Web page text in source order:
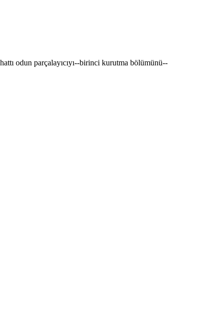
odun parçalayıcıyı--birinci kurutma bölümünü--